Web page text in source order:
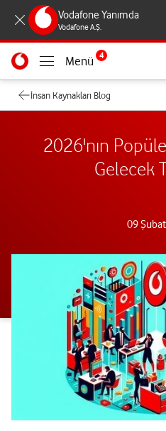
Vodafone Yanımda
Vodafone A.Ş.
Menü 4
İnsan Kaynakları Blog
2026'nın
Gelecek
09